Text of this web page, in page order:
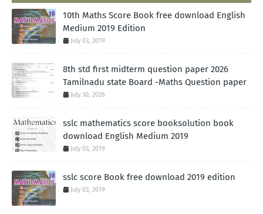
10th Maths Score Book free download English
Medium 2019 Edition
July 03, 2019
8th std first midterm question paper 2026
Tamilnadu state Board -Maths Question paper
July 30, 2026
sslc mathematics score booksolution book
download English Medium 2019
July 03, 2019
sslc score Book free download 2019 edition
July 03, 2019